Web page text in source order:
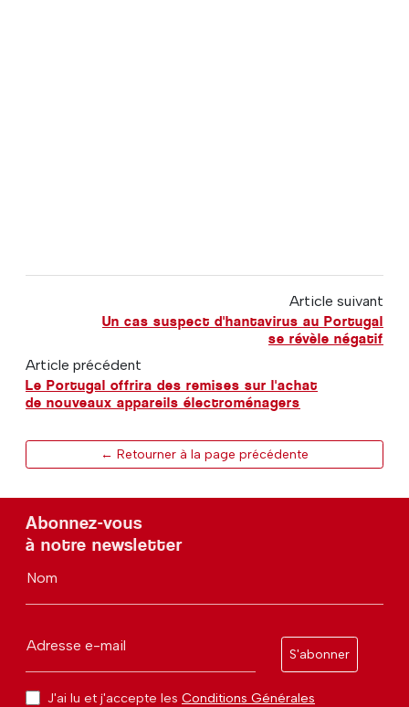
Article suivant
Un cas suspect d'hantavirus au Portugal
se révèle négatif
Article précédent
Le Portugal offrira des remises sur l'achat
de nouveaux appareils électroménagers
← Retourner à la page précédente
Abonnez-vous
à notre newsletter
Nom
Adresse e-mail
S'abonner
J'ai lu et j'accepte les Conditions Générales